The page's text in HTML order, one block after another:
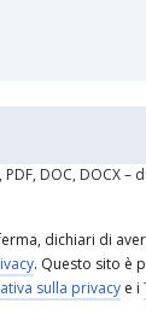
PDF, DOC, DOCX
dichiari di
. Questo sito è
sulla privacy e i